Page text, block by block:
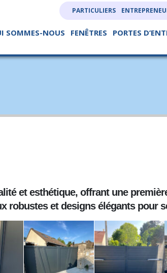
PARTICULIERS
SOMMES-NOUS FENÊTRES PORTES
et esthétique, offrant une
robustes et designs élégants pour